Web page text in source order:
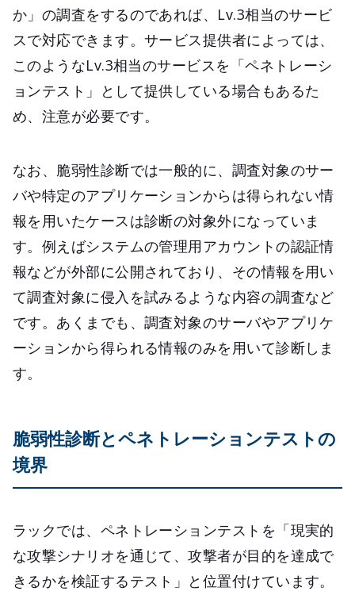
か」の調査をするのであれば、Lv.3相当のサービ
スで対応できます。サービス提供者によっては、
このようなLv.3相当のサービスを「ペネトレーシ
ョンテスト」として提供している場合もあるた
め、注意が必要です。
なお、脆弱性診断では一般的に、調査対象のサー
バや特定のアプリケーションからは得られない情
報を用いたケースは診断の対象外になっていま
す。例えばシステムの管理用アカウントの認証情
報などが外部に公開されており、その情報を用い
て調査対象に侵入を試みるような内容の調査など
です。あくまでも、調査対象のサーバやアプリケ
ーションから得られる情報のみを用いて診断しま
す。
脆弱性診断とペネトレーションテストの
境界
ラックでは、ペネトレーションテストを「現実的
な攻撃シナリオを通じて、攻撃者が目的を達成で
きるかを検証するテスト」と位置付けています。